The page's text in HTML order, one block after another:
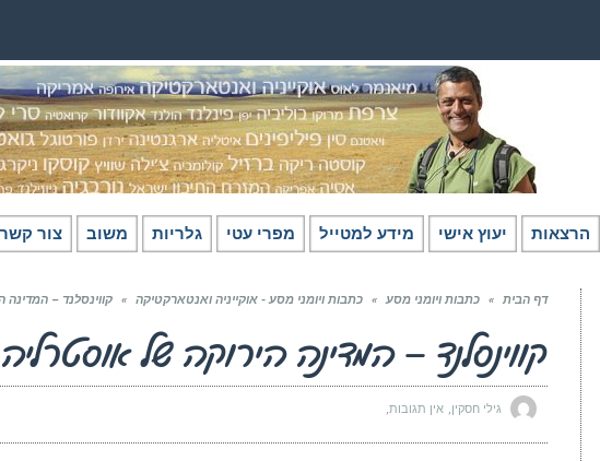
הרצאות יעוץ אישי מידע למטייל מפרי עטי גלריות משוב צור קשר
דף הבית » כתבות ויומני מסע » כתבות ויומני מסע - אוקייניה ואנטארקטיקה » קווינסלנד –
קווינסלנד – המדינה הירוקה של אוסטרליה
גילי חסקין אין תגובות